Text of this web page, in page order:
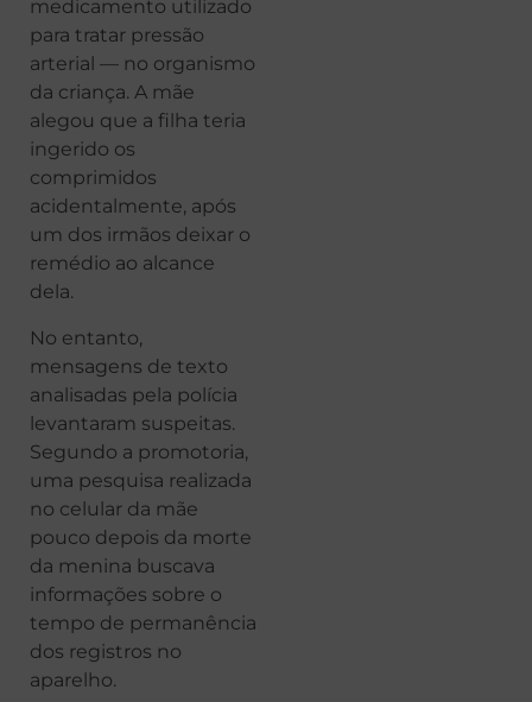
medicamento utilizado
para tratar pressão
arterial — no organismo
da criança. A mãe
alegou que a filha teria
ingerido os
comprimidos
acidentalmente, após
um dos irmãos deixar o
remédio ao alcance
dela.
No entanto,
mensagens de texto
analisadas pela polícia
levantaram suspeitas.
Segundo a promotoria,
uma pesquisa realizada
no celular da mãe
pouco depois da morte
da menina buscava
informações sobre o
tempo de permanência
dos registros no
aparelho.